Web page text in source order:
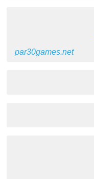
par30games.net